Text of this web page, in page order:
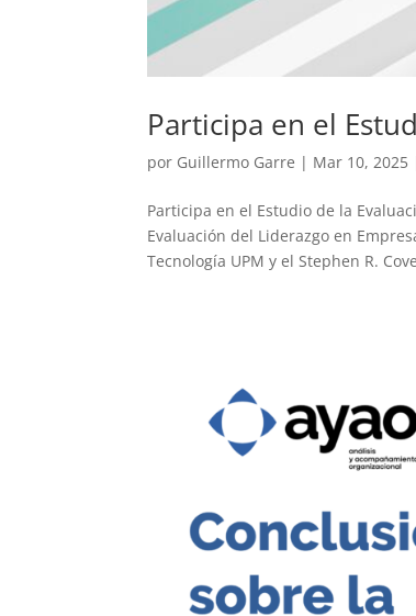
Participa en el
por Guillermo Garre | Mar 10, 2025
Participa en el Estudio de la
Evaluación del Liderazgo en
Tecnología UPM y el Stephen R.